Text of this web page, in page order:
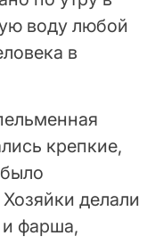
воду любой
в
крепкие,
делали
и фарша,